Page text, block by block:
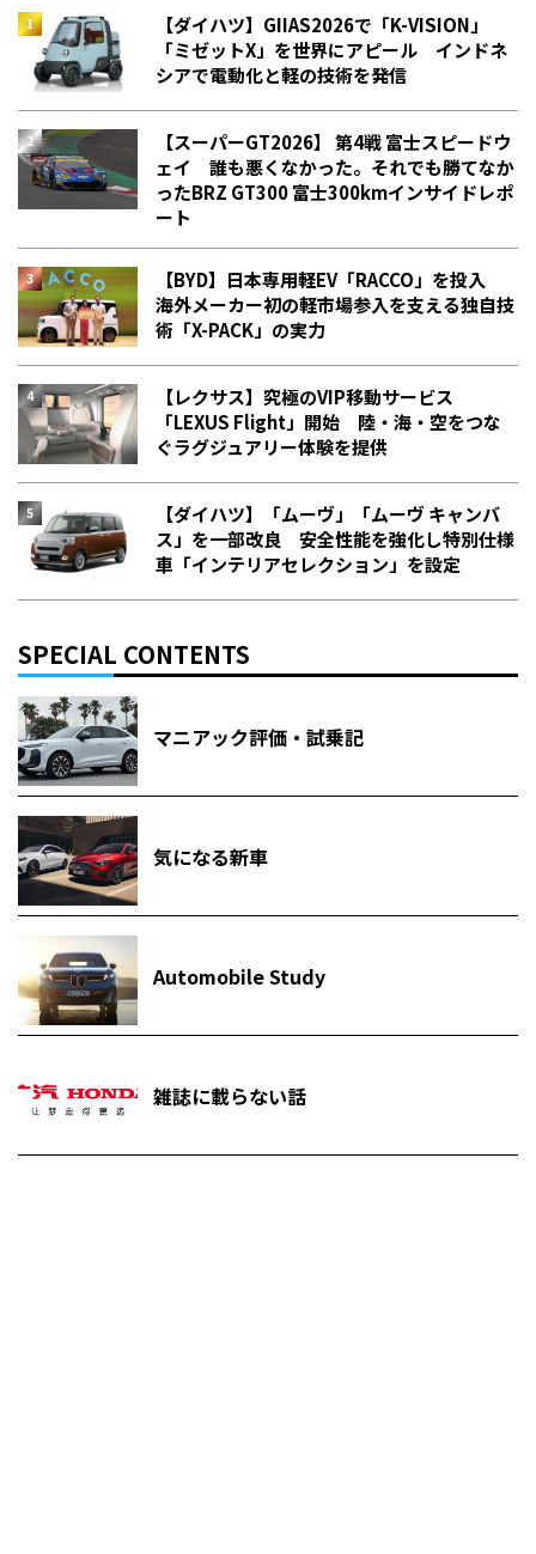
【ダイハツ】GIIAS2026で「K-VISION」
「ミゼットX」を世界にアピール インドネ
シアで電動化と軽の技術を発信
【スーパーGT2026】 第4戦 富士スピードウ
ェイ 誰も悪くなかった。それでも勝てなか
った――BRZ GT300 富士300kmインサイドレポ
ート
【BYD】日本専用軽EV「RACCO」を投入
海外メーカー初の軽市場参入を支える独自技
術「X-PACK」の実力
【レクサス】究極のVIP移動サービス
「LEXUS Flight」開始 陸・海・空をつな
ぐラグジュアリー体験を提供
【ダイハツ】「ムーヴ」「ムーヴ キャンバ
ス」を一部改良 安全性能を強化し特別仕様
車「インテリアセレクション」を設定
SPECIAL CONTENTS
マニアック評価・試乗記
気になる新車
Automobile Study
雑誌に載らない話